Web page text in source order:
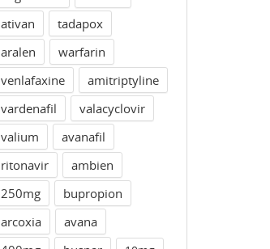
ativan
tadapox
aralen
warfarin
venlafaxine
amitriptyline
vardenafil
valacyclovir
valium
avanafil
ritonavir
ambien
250mg
bupropion
arcoxia
avana